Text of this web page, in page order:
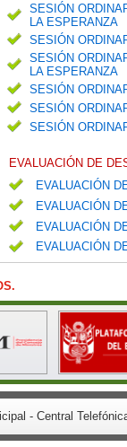
SESIÓN
LA ESPERANZA
SESIÓN
SESIÓN
LA ESPERANZA
SESIÓN
SESIÓN
SESIÓN
EVALUACIÓN DE
EVALUACIÓN
EVALUACIÓN
EVALUACIÓN
EVALUACIÓN
- Central